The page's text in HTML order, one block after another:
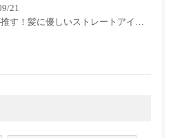
21
美容師が推す！髪に優しいストレートアイロン『キヌージョプロ』で美しいスタイリングを実現